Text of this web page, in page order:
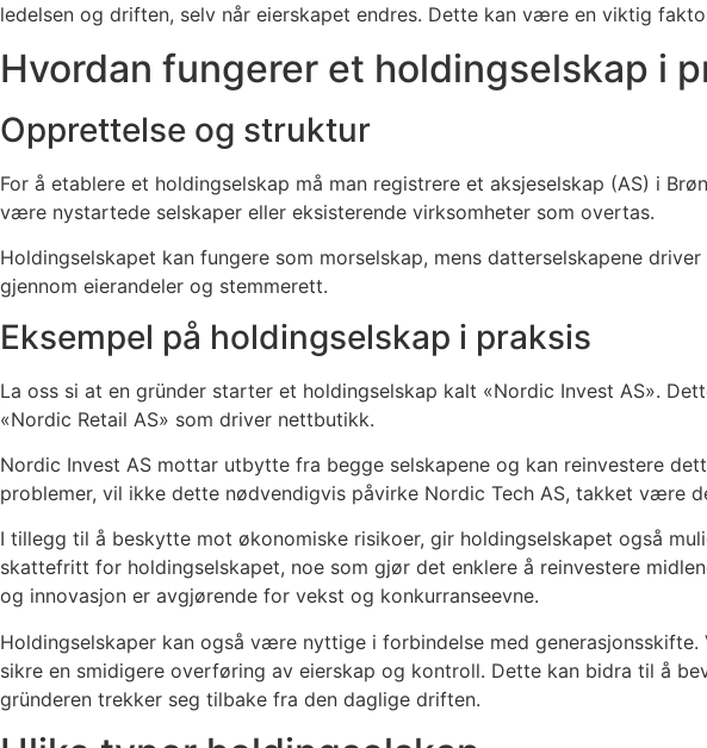
ledelsen og driften, selv når eierskapet endres. Dette kan være en viktig
Hvordan fungerer et holdingselskap i
Opprettelse og struktur
For å etablere et holdingselskap må man registrere et aksjeselskap (AS) i
være nystartede selskaper eller eksisterende virksomheter som overtas.
Holdingselskapet kan fungere som morselskap, mens datterselskapene
gjennom eierandeler og stemmerett.
Eksempel på holdingselskap i praksis
La oss si at en gründer starter et holdingselskap kalt «Nordic Invest AS».
«Nordic Retail AS» som driver nettbutikk.
Nordic Invest AS mottar utbytte fra begge selskapene og kan reinvestere
problemer, vil ikke dette nødvendigvis påvirke Nordic Tech AS, takket være
I tillegg til å beskytte mot økonomiske risikoer, gir holdingselskapet også
skattefritt for holdingselskapet, noe som gjør det enklere å reinvestere
og innovasjon er avgjørende for vekst og konkurranseevne.
Holdingselskaper kan også være nyttige i forbindelse med
sikre en smidigere overføring av eierskap og kontroll. Dette kan bidra til å
gründeren trekker seg tilbake fra den daglige driften.